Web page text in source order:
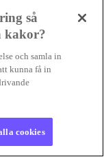
så
kakor?
och samla in
kunna få in
cookies